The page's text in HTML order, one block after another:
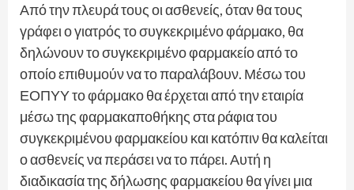
Από την πλευρά τους οι ασθενείς, όταν θα τους
γράφει ο γιατρός το συγκεκριμένο φάρμακο, θα
δηλώνουν το συγκεκριμένο φαρμακείο από το
οποίο επιθυμούν να το παραλάβουν. Μέσω του
ΕΟΠΥΥ το φάρμακο θα έρχεται από την εταιρία
μέσω της φαρμακαποθήκης στα ράφια του
συγκεκριμένου φαρμακείου και κατόπιν θα καλείται
ο ασθενείς να περάσει να το πάρει. Αυτή η
διαδικασία της δήλωσης φαρμακείου θα γίνει μια